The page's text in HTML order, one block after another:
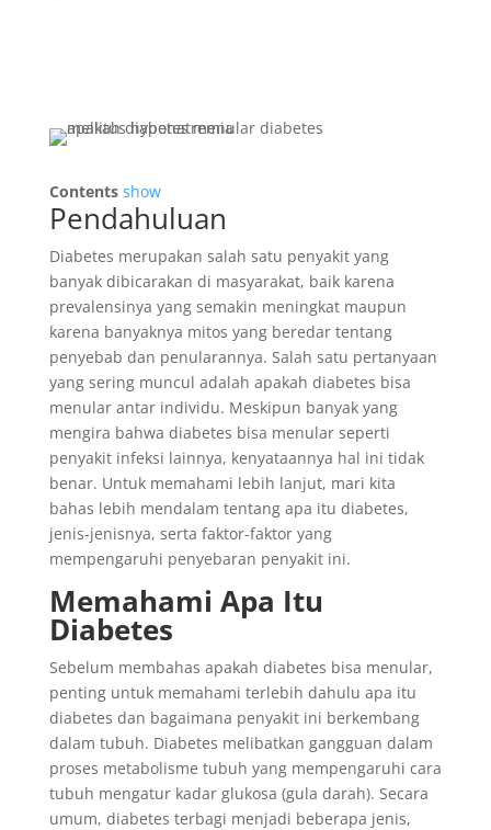
Contents show
Pendahuluan
Diabetes merupakan salah satu penyakit yang
banyak dibicarakan di masyarakat, baik karena
prevalensinya yang semakin meningkat maupun
karena banyaknya mitos yang beredar tentang
penyebab dan penularannya. Salah satu pertanyaan
yang sering muncul adalah apakah diabetes bisa
menular antar individu. Meskipun banyak yang
mengira bahwa diabetes bisa menular seperti
penyakit infeksi lainnya, kenyataannya hal ini tidak
benar. Untuk memahami lebih lanjut, mari kita
bahas lebih mendalam tentang apa itu diabetes,
jenis-jenisnya, serta faktor-faktor yang
mempengaruhi penyebaran penyakit ini.
Memahami Apa Itu
Diabetes
Sebelum membahas apakah diabetes bisa menular,
penting untuk memahami terlebih dahulu apa itu
diabetes dan bagaimana penyakit ini berkembang
dalam tubuh. Diabetes melibatkan gangguan dalam
proses metabolisme tubuh yang mempengaruhi cara
tubuh mengatur kadar glukosa (gula darah). Secara
umum, diabetes terbagi menjadi beberapa jenis,